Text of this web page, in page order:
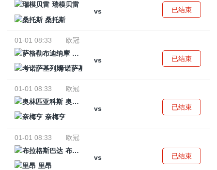
瑞模贝雷
vs
桑托斯
已结束
01-01 08:33
欧冠
萨格勒布迪纳摩
vs
考诺萨基列斯
已结束
01-01 08:33
欧冠
奥林匹亚科斯
vs
奈梅亨
已结束
01-01 08:33
欧冠
布拉格斯巴达
vs
里昂
已结束